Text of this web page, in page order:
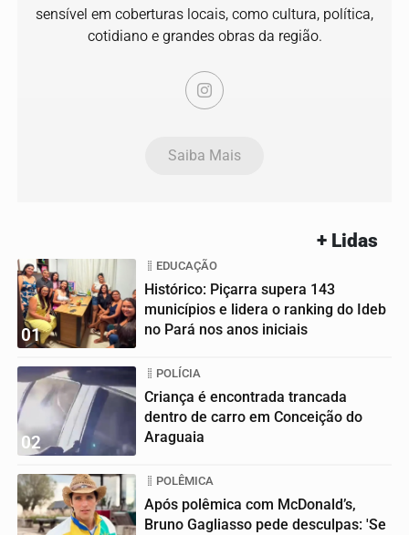
sensível em coberturas locais, como cultura, política,
cotidiano e grandes obras da região.
Saiba Mais
+ Lidas
01
EDUCAÇÃO
Histórico: Piçarra supera 143
municípios e lidera o ranking do Ideb
no Pará nos anos iniciais
02
POLÍCIA
Criança é encontrada trancada
dentro de carro em Conceição do
Araguaia
POLÊMICA
Após polêmica com McDonald’s,
Bruno Gagliasso pede desculpas: 'Se